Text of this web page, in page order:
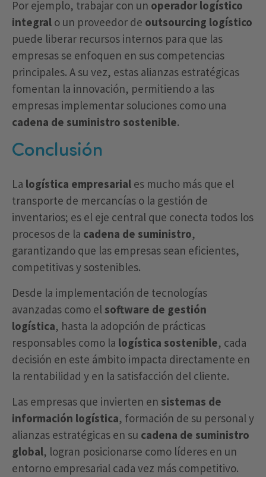
Por ejemplo, trabajar con un operador logístico
integral o un proveedor de outsourcing logístico
puede liberar recursos internos para que las
empresas se enfoquen en sus competencias
principales. A su vez, estas alianzas estratégicas
fomentan la innovación, permitiendo a las
empresas implementar soluciones como una
cadena de suministro sostenible.
Conclusión
La logística empresarial es mucho más que el
transporte de mercancías o la gestión de
inventarios; es el eje central que conecta todos los
procesos de la cadena de suministro,
garantizando que las empresas sean eficientes,
competitivas y sostenibles.
Desde la implementación de tecnologías
avanzadas como el software de gestión
logística, hasta la adopción de prácticas
responsables como la logística sostenible, cada
decisión en este ámbito impacta directamente en
la rentabilidad y en la satisfacción del cliente.
Las empresas que invierten en sistemas de
información logística, formación de su personal y
alianzas estratégicas en su cadena de suministro
global, logran posicionarse como líderes en un
entorno empresarial cada vez más competitivo.